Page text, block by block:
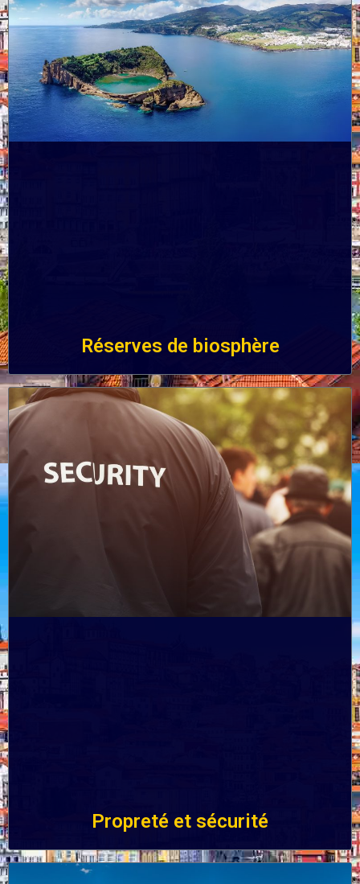
Réserves de biosphère
Propreté et sécurité